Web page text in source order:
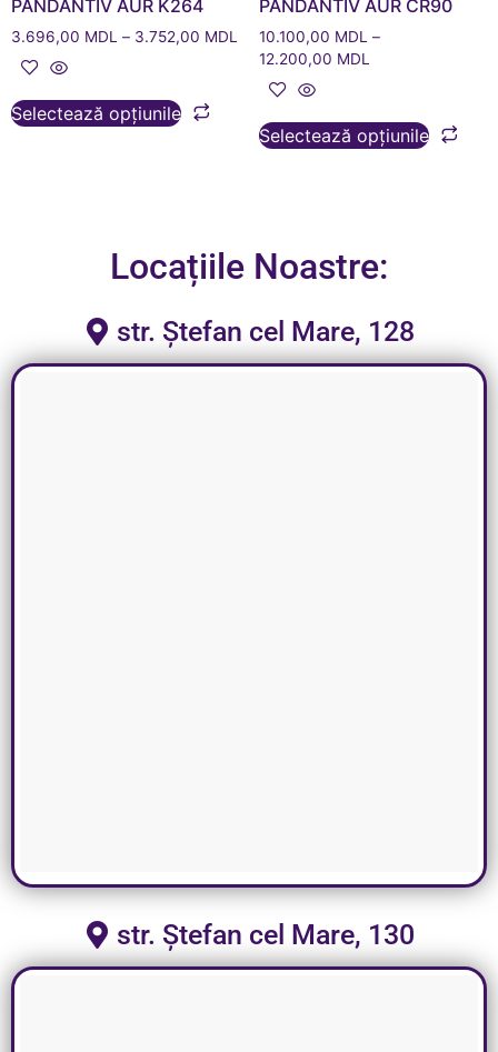
PANDANTIV AUR K264
3.696,00 MDL – 3.752,00 MDL
Selectează opțiunile
PANDANTIV AUR CR90
10.100,00 MDL –
12.200,00 MDL
Selectează opțiunile
Locațiile Noastre:
str. Ștefan cel Mare, 128
str. Ștefan cel Mare, 130